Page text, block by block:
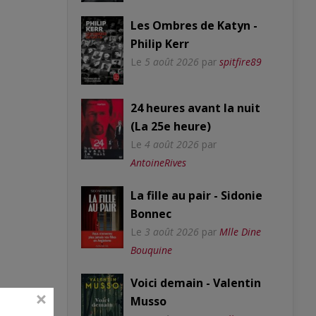
Les Ombres de Katyn -
Philip Kerr
Le 5 août 2026 par spitfire89
24 heures avant la nuit
(La 25e heure)
Le 4 août 2026 par
AntoineRives
La fille au pair - Sidonie
Bonnec
Le 3 août 2026 par Mlle Dine
Bouquine
Voici demain - Valentin
Musso